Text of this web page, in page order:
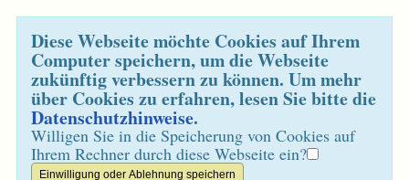
Diese Webseite möchte Cookies auf Ihrem
Computer speichern, um die Webseite
zukünftig verbessern zu können. Um mehr
über Cookies zu erfahren, lesen Sie bitte die
Datenschutzhinweise.
Willigen Sie in die Speicherung von Cookies auf
Ihrem Rechner durch diese Webseite ein?